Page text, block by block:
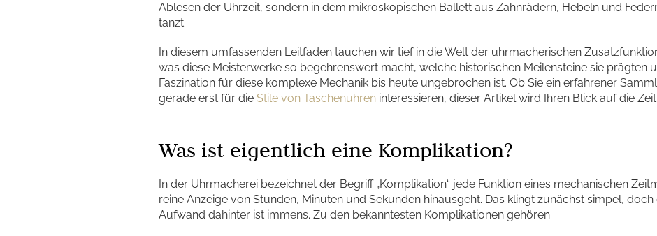
Ablesen der Uhrzeit, sondern in dem mikroskopischen Ballett aus Zahnrädern, Hebeln und
tanzt.
In diesem umfassenden Leitfaden tauchen wir tief in die Welt der uhrmacherischen
was diese Meisterwerke so begehrenswert macht, welche historischen Meilensteine sie prägten
Faszination für diese komplexe Mechanik bis heute ungebrochen ist. Ob Sie ein erfahrener
gerade erst für dieStile von Taschenuhren interessieren, dieser Artikel wird Ihren Blick auf die
Was ist eigentlich eine Komplikation?
In der Uhrmacherei bezeichnet der Begriff „Komplikation“ jede Funktion eines mechanischen
reine Anzeige von Stunden, Minuten und Sekunden hinausgeht. Das klingt zunächst simpel,
Aufwand dahinter ist immens. Zu den bekanntesten Komplikationen gehören: